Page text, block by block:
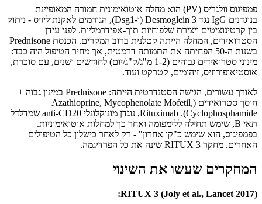
פמפיגוס וולגריס (PV) הוא מחלה אוטואימונית חמורה המאופיינת
בנוגדנים IgG נגד Desmoglein 3 (ו-Dsg1), הגורמים לאקנתוליזיס - ניתוק
בין קרטינוציטים ויצירת שלפוחיות תוך-אפידרמליות. לפני עידן
הסטרואידים, המחלה הייתה קטלנית ברוב המקרים. הכנסת Prednisone
בשנות ה-50 הפחיתה את התמותה דרמטית, אך מחיר הטיפול היה כבד:
מינוני סטרואידים גבוהים (1-2 מ"ג/ק"ג/יום) לחודשים ושנים, עם סוכרת,
אוסטיאופורוזיס, זיהומים, קטרקט ועוד.
לאורך עשורים, הגישה הסטנדרטית הייתה: Prednisone במינון גבוה +
חוסך סטרואידים (Azathioprine, Mycophenolate Mofetil,
Cyclophosphamide). Rituximab, נוגדן מונוקלונלי anti-CD20 שמדלדל
תאי B, שימש תחילה ללימפומה ואחר כך למחלות אוטואימוניות.
בפמפיגוס, הוא שימש כ"קו אחרון" - רק לאחר כישלון כל הטיפולים
האחרים. מחקר RITUX 3 שינה את כל הפרדיגמה.
המחקרים שעשו את השינוי
RITUX 3 (Joly et al., Lancet 2017):